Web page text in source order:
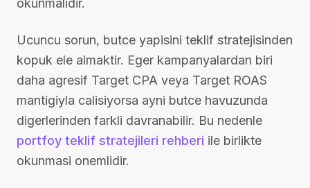
okunmalidir.
Ucuncu sorun, butce yapisini teklif stratejisinden
kopuk ele almaktir. Eger kampanyalardan biri
daha agresif Target CPA veya Target ROAS
mantigiyla calisiyorsa ayni butce havuzunda
digerlerinden farkli davranabilir. Bu nedenle
portfoy teklif stratejileri rehberi ile birlikte
okunmasi onemlidir.